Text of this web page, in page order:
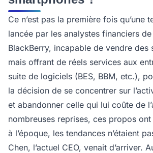
Ce n’est pas la première fois qu’une
lancée par les analystes financiers
BlackBerry, incapable de vendre des
mais offrant de réels services aux
suite de logiciels (BES, BBM, etc.),
la décision de se concentrer sur
et abandonner celle qui lui coûte de
nombreuses reprises, ces propos
à l’époque, les tendances n’étaient
Chen, l’actuel CEO, venait d’arriver.